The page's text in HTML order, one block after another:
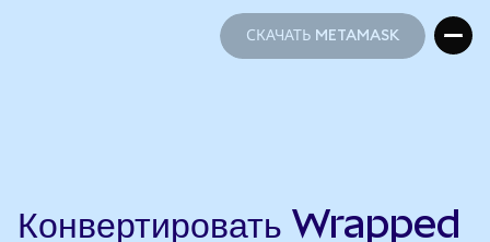
СКАЧАТЬ METAMASK
Конвертировать Wrapped